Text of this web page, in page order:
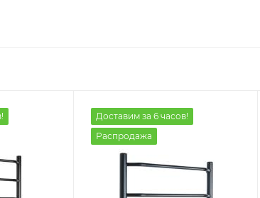
Доставим за 6 часов!
Распродажа